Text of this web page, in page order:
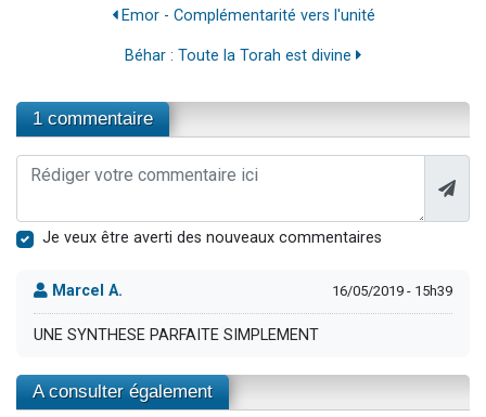
Emor - Complémentarité vers l'unité
Béhar : Toute la Torah est divine
1 commentaire
Je veux être averti des nouveaux commentaires
Marcel A. 16/05/2019 - 15h39
UNE SYNTHESE PARFAITE SIMPLEMENT
A consulter également